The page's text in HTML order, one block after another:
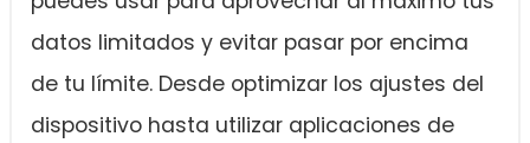
datos limitados y evitar pasar por encima
de tu límite. Desde optimizar los ajustes del
dispositivo hasta utilizar aplicaciones de